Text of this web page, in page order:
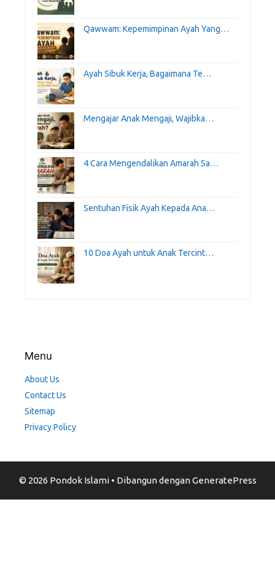
Qawwam: Kepemimpinan Ayah Yang…
Ayah Sibuk Kerja, Bagaimana Te…
Mengajar Anak Mengaji, Wajibka…
4 Cara Mengendalikan Amarah Sa…
Sentuhan Fisik Ayah Kepada Ana…
10 Doa Ayah untuk Anak Tercint…
Menu
About Us
Contact Us
Sitemap
Privacy Policy
© 2026 Pondok Islami• Dibangun denganGeneratePress